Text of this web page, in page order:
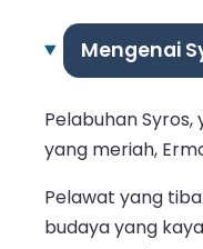
Mengenai
Pelabuhan
yang meriah,
Pelawat yang
budaya yang